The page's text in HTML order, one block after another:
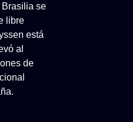
Brasilia se
libre
está
al
de